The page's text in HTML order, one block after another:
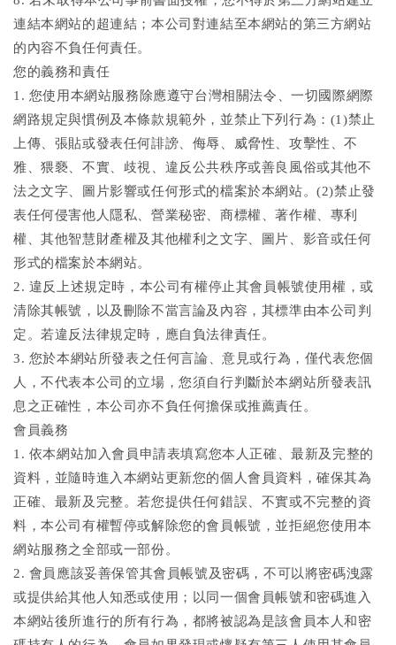
連結本網站的超連結；本公司對連結至本網站的第三方網站
的內容不負任何責任。
您的義務和責任
1. 您使用本網站服務除應遵守台灣相關法令、一切國際網際
網路規定與慣例及本條款規範外，並禁止下列行為：(1)禁止
上傳、張貼或發表任何誹謗、侮辱、威脅性、攻擊性、不
雅、猥褻、不實、歧視、違反公共秩序或善良風俗或其他不
法之文字、圖片影響或任何形式的檔案於本網站。(2)禁止發
表任何侵害他人隱私、營業秘密、商標權、著作權、專利
權、其他智慧財產權及其他權利之文字、圖片、影音或任何
形式的檔案於本網站。
2. 違反上述規定時，本公司有權停止其會員帳號使用權，或
清除其帳號，以及刪除不當言論及內容，其標準由本公司判
定。若違反法律規定時，應自負法律責任。
3. 您於本網站所發表之任何言論、意見或行為，僅代表您個
人，不代表本公司的立場，您須自行判斷於本網站所發表訊
息之正確性，本公司亦不負任何擔保或推薦責任。
會員義務
1. 依本網站加入會員申請表填寫您本人正確、最新及完整的
資料，並隨時進入本網站更新您的個人會員資料，確保其為
正確、最新及完整。若您提供任何錯誤、不實或不完整的資
料，本公司有權暫停或解除您的會員帳號，並拒絕您使用本
網站服務之全部或一部份。
2. 會員應該妥善保管其會員帳號及密碼，不可以將密碼洩露
或提供給其他人知悉或使用；以同一個會員帳號和密碼進入
本網站後所進行的所有行為，都將被認為是該會員本人和密